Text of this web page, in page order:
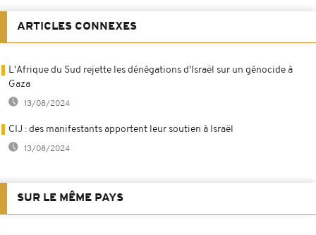
ARTICLES CONNEXES
L'Afrique du Sud rejette les dénégations d'Israël sur un génocide à
Gaza
13/08/2024
CIJ : des manifestants apportent leur soutien à Israël
13/08/2024
SUR LE MÊME PAYS